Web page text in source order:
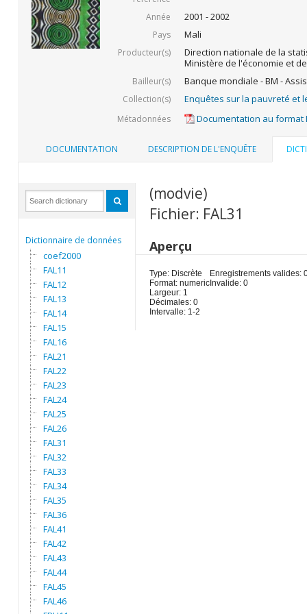
Année
2001 - 2002
Pays Mali
Producteur(s)
Direction nationale de la
Ministère de l'économie et
Bailleur(s) Banque mondiale - BM -
Collection(s) Enquêtes sur la pauvreté et
Métadonnées Documentation au format
DOCUMENTATION DESCRIPTION DE L'ENQUÊTE
Dictionnaire de données
coef2000
FAL11
FAL12
FAL13
FAL14
FAL15
FAL16
FAL21
FAL22
FAL23
FAL24
FAL25
FAL26
FAL31
FAL32
FAL33
FAL34
FAL35
FAL36
FAL41
FAL42
FAL43
FAL44
FAL45
FAL46
(modvie)
Fichier: FAL31
Aperçu
Type: Discrète
Format: numeric
Largeur: 1
Décimales: 0
Intervalle: 1-2
Enregistrements valides:
Invalide: 0